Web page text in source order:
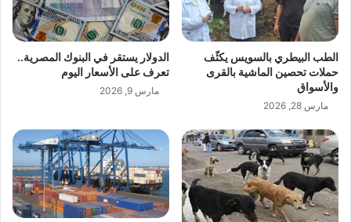
الطب البيطري بالسويس يكثّف
حملات تحصين الماشية بالقرى
والأسواق
مارس 28, 2026
الدولار يستقر في البنوك المصرية..
تعرف على الأسعار اليوم
مارس 9, 2026